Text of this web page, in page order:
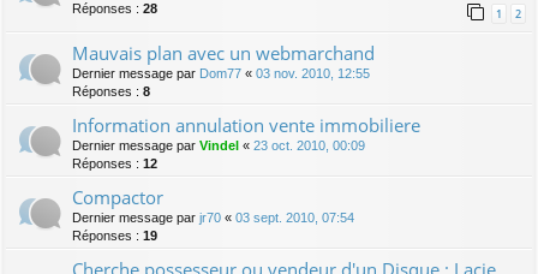
Réponses : 28 1 2
Mauvais plan avec un webmarchand
Dernier message par Dom77 « 03 nov. 2010, 12:55
Réponses : 8
Information annulation vente immobiliere
Dernier message par Vindel « 23 oct. 2010, 00:09
Réponses : 12
Compactor
Dernier message par jr70 « 03 sept. 2010, 07:54
Réponses : 19